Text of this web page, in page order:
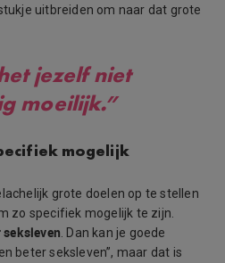
uitbreiden om naar dat grote
jezelf niet
moeilijk.”
mogelijk
grote doelen op te stellen
zo specifiek mogelijk te zijn.
. Dan kan je goede
beter seksleven”, maar dat is